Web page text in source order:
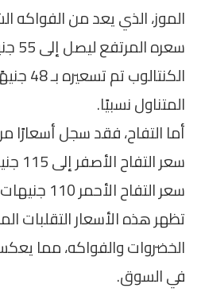
الموز، الذي يعد من الفواكه
المتناول نسبيًا.
أما التفاح، فقد سجل
سعر
سعر التفاح الأحمر 110 جنيهات للكيلو.
تظهر هذه الأسعار التقلبات
الخضروات والفواكه، مما
في السوق.